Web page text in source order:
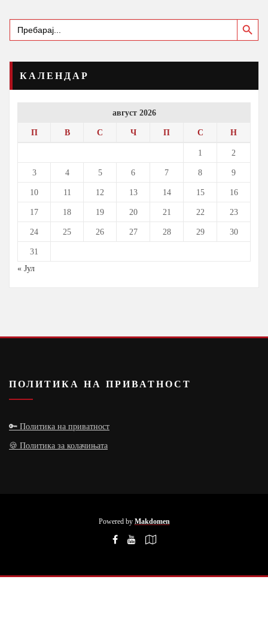
Search
for:
Search Button
КАЛЕНДАР
август 2026
П В С Ч П С Н
1 2
3 4 5 6 7 8 9
10 11 12 13 14 15 16
17 18 19 20 21 22 23
24 25 26 27 28 29 30
31
« Јул
ПОЛИТИКА НА ПРИВАТНОСТ
🔑 Политика на приватност
🍪 Политика за колачињата
Powered by Makdomen